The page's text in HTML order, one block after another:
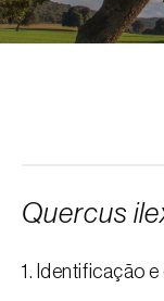
Alface (
Ambientes
Quercus
1. Identificação